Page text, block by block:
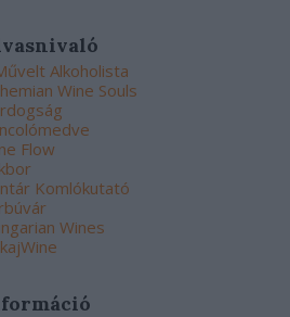
Alkoholista
Wine Souls
Flow
Komlókutató
Wines